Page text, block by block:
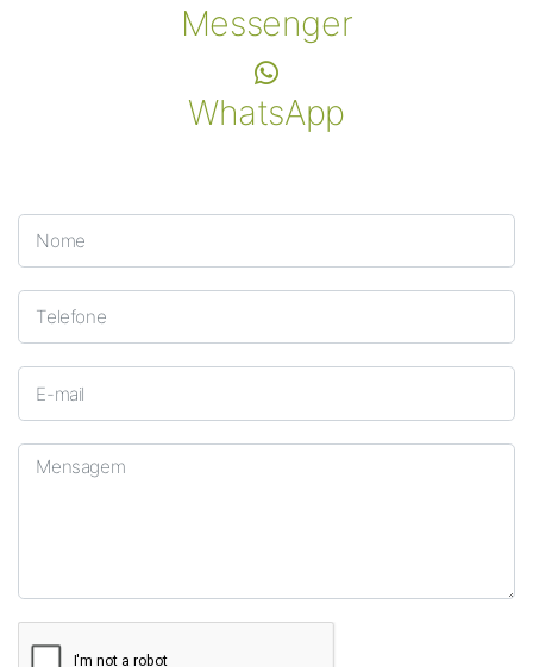
Messenger
WhatsApp